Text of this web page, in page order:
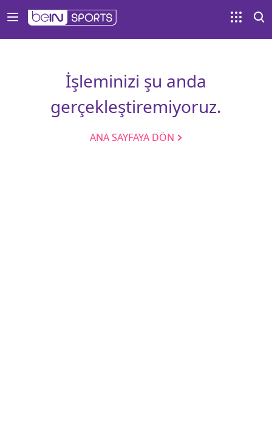
İşleminizi şu anda
gerçekleştiremiyoruz.
ANA SAYFAYA DÖN